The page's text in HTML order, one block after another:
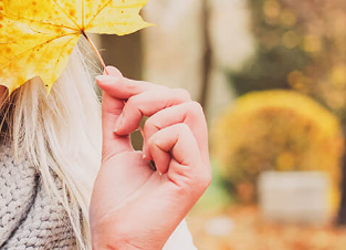
Uređivanje fotografija nakita Podaci za obuku AI